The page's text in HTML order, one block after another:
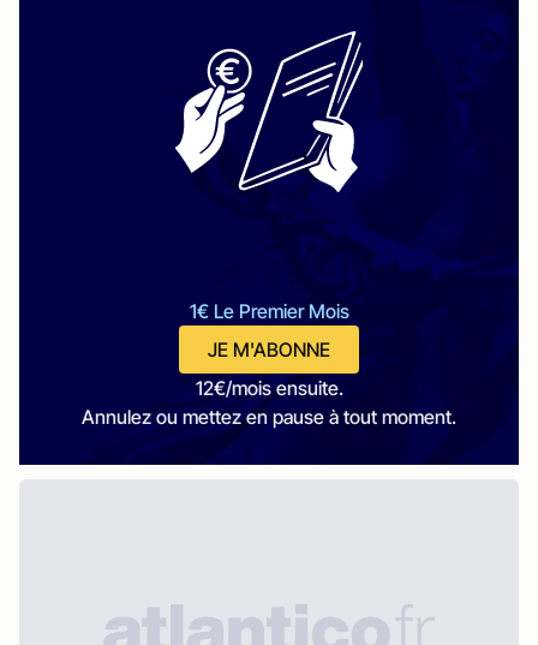
1€ Le Premier Mois
JE M'ABONNE
12€/mois ensuite.
Annulez ou mettez en pause à tout moment.